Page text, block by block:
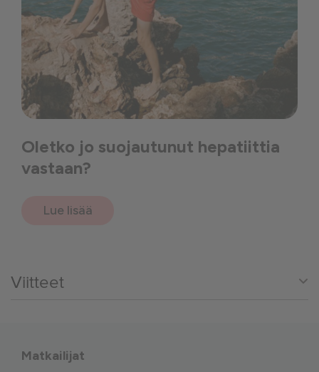
Oletko jo suojautunut hepatiittia
vastaan?
Lue lisää
Viitteet
Matkailijat